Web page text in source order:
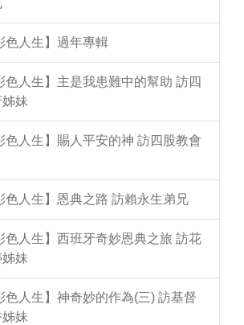
色人生】過年專輯
色人生】主是我患難中的幫助 訪四
妹
色人生】賜人平安的神 訪四股教會
色人生】恩典之路 訪賴永生弟兄
色人生】西班牙奇妙恩典之旅 訪花
妹
色人生】神奇妙的作為(三) 訪基督
妹